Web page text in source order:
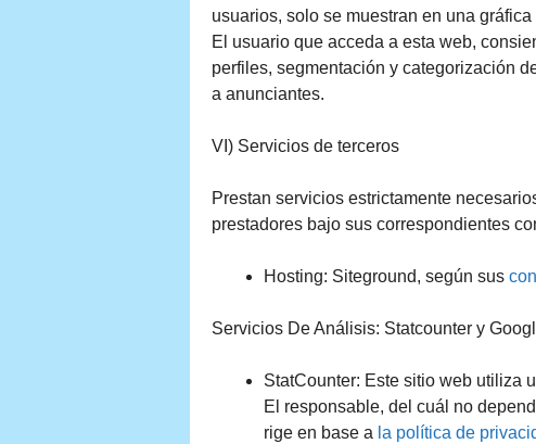
usuarios, solo se muestran en una
El usuario que acceda a esta web,
perfiles, segmentación y categorización
a anunciantes.
VI) Servicios de terceros
Prestan servicios estrictamente
prestadores bajo sus correspondientes
Hosting: Siteground, según sus
Servicios De Análisis: Statcounter y
StatCounter: Este sitio web utiliza
El responsable, del cuál no
rige en base a la política de